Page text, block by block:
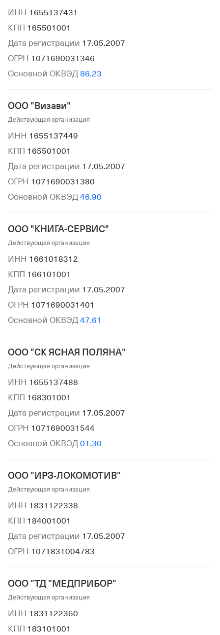
ИНН 1655137431
КПП 165501001
Дата регистрации 17.05.2007
ОГРН 1071690031346
Основной ОКВЭД 86.23
ООО "Визави"
Действующая организация
ИНН 1655137449
КПП 165501001
Дата регистрации 17.05.2007
ОГРН 1071690031380
Основной ОКВЭД 46.90
ООО "КНИГА-СЕРВИС"
Действующая организация
ИНН 1661018312
КПП 166101001
Дата регистрации 17.05.2007
ОГРН 1071690031401
Основной ОКВЭД 47.61
ООО "СК ЯСНАЯ ПОЛЯНА"
Действующая организация
ИНН 1655137488
КПП 168301001
Дата регистрации 17.05.2007
ОГРН 1071690031544
Основной ОКВЭД 01.30
ООО "ИРЗ-ЛОКОМОТИВ"
Действующая организация
ИНН 1831122338
КПП 184001001
Дата регистрации 17.05.2007
ОГРН 1071831004783
ООО "ТД "МЕДПРИБОР"
Действующая организация
ИНН 1831122360
КПП 183101001